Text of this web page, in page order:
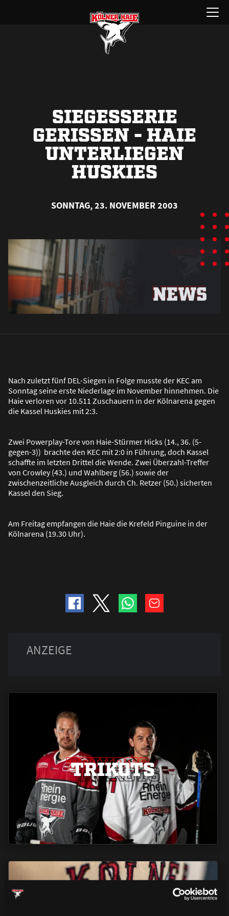
Menü
öffnen
SIEGESSERIE
GERISSEN - HAIE
UNTERLIEGEN
HUSKIES
SONNTAG, 23. NOVEMBER 2003
Nach zuletzt fünf DEL-Siegen in Folge musste der KEC am
Sonntag seine erste Niederlage im November hinnehmen. Die
Haie verloren vor 10.511 Zuschauern in der Kölnarena gegen
die Kassel Huskies mit 2:3.
Zwei Powerplay-Tore von Haie-Stürmer Hicks (14., 36. (5-
gegen-3)) brachte den KEC mit 2:0 in Führung, doch Kassel
schaffte im letzten Drittel die Wende. Zwei Überzahl-Treffer
von Crowley (43.) und Wahlberg (56.) sowie der
zwischenzeitliche Ausgleich durch Ch. Retzer (50.) sicherten
Kassel den Sieg.
Am Freitag empfangen die Haie die Krefeld Pinguine in der
Kölnarena (19.30 Uhr).
TRIKOTS
TRIKOTS
TRIKOTS